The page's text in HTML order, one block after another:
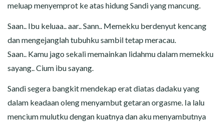
meluap menyemprot ke atas hidung Sandi yang mancung.
Saan.. Ibu keluaa.. aar.. Sann.. Memekku berdenyut kencang
dan mengejanglah tubuhku sambil tetap meracau.
Saan.. Kamu jago sekali memainkan lidahmu dalam memekku
sayang.. Cium ibu sayang.
Sandi segera bangkit mendekap erat diatas dadaku yang
dalam keadaan oleng menyambut getaran orgasme. Ia lalu
mencium mulutku dengan kuatnya dan aku menyambutnya